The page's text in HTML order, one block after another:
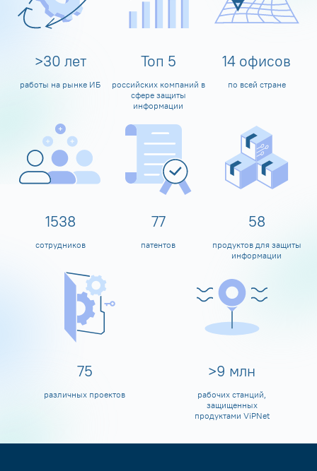
>30 лет
работы на рынке ИБ
Топ 5
российских компаний в
сфере защиты
информации
14 офисов
по всей стране
1600
сотрудников
80
патентов
60
продуктов для защиты
информации
80
различных проектов
>10 млн
рабочих станций,
защищенных
продуктами ViPNet